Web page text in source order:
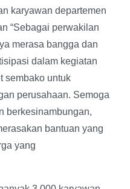
karyawan departemen
“Sebagai perwakilan
merasa bangga dan
dalam kegiatan
sembako untuk
perusahaan. Semoga
berkesinambungan,
bantuan yang
yang